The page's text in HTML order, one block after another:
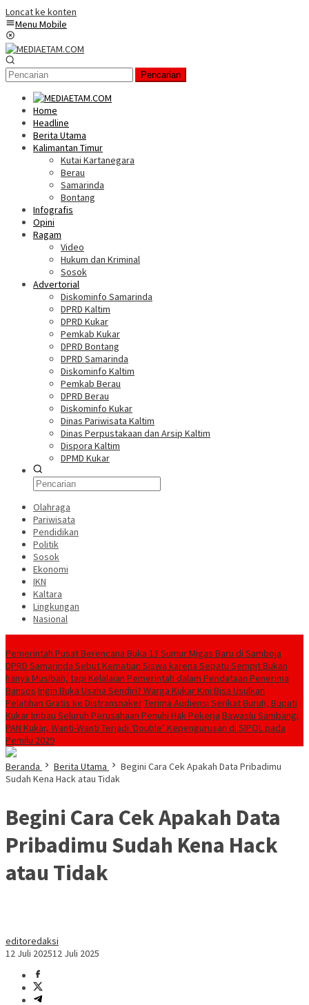
Loncat ke konten
Menu Mobile
Pencarian
Home
Headline
Berita Utama
Kalimantan Timur
Kutai Kartanegara
Berau
Samarinda
Bontang
Infografis
Opini
Ragam
Video
Hukum dan Kriminal
Sosok
Advertorial
Diskominfo Samarinda
DPRD Kaltim
DPRD Kukar
Pemkab Kukar
DPRD Bontang
DPRD Samarinda
Diskominfo Kaltim
Pemkab Berau
DPRD Berau
Diskominfo Kukar
Dinas Pariwisata Kaltim
Dinas Perpustakaan dan Arsip Kaltim
Dispora Kaltim
DPMD Kukar
Olahraga
Pariwisata
Pendidikan
Politik
Sosok
Ekonomi
IKN
Kaltara
Lingkungan
Nasional
Pemerintah Pusat Berencana Buka 13 Sumur Migas Baru di Samboja
DPRD Samarinda Sebut Kematian Siswa karena Sepatu Sempit Bukan
hanya Musibah, tapi Kelalaian Pemerintah dalam Pendataan Penerima
Bansos Ingin Buka Usaha Sendiri? Warga Kukar Kini Bisa Usulkan
Pelatihan Gratis ke DistransnakerTerima Audiensi Serikat Buruh, Bupati
Kukar Imbau Seluruh Perusahaan Penuhi Hak Pekerja Bawaslu Sambangi
PAN Kukar, Wanti-Wanti Terjadi ‘Double’ Kepengurusan di SIPOL pada
Pemilu 2029
Beranda Berita Utama
Begini Cara Cek Apakah Data Pribadimu
Sudah Kena Hack atau Tidak
Begini Cara Cek Apakah Data
Pribadimu Sudah Kena Hack
atau Tidak
editoredaksi
12 Juli 202512 Juli 2025